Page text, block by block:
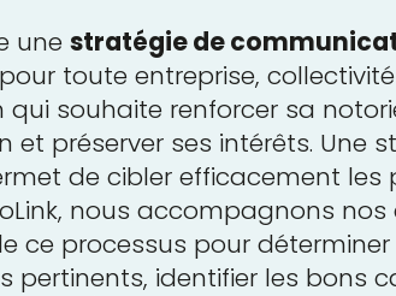
une stratégie de
toute entreprise,
qui souhaite renforcer sa
et préserver ses intérêts. Une
de cibler efficacement les
nous accompagnons
ce processus pour déterminer
pertinents, identifier les bons